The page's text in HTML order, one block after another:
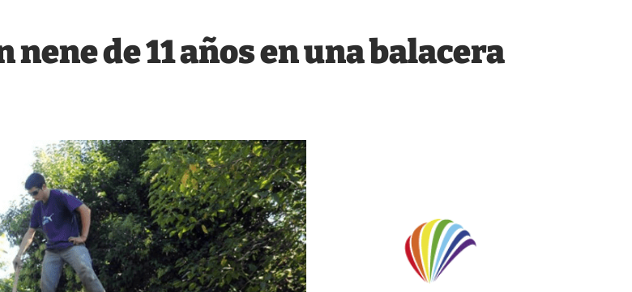
de 11 años en una balacera